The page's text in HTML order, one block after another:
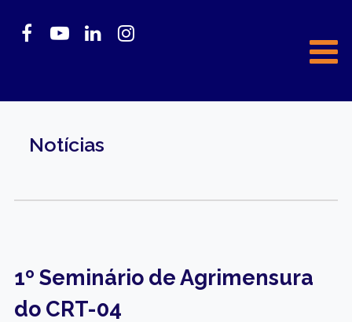
Notícias
1º Seminário de Agrimensura
do CRT-04